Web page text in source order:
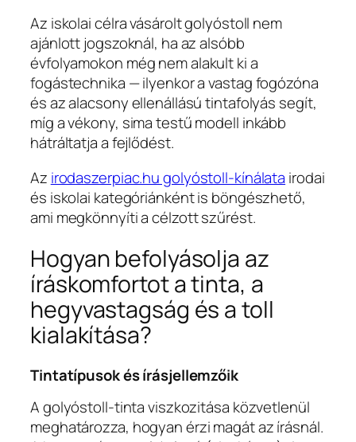
Az iskolai célra vásárolt golyóstoll nem
ajánlott jogszoknál, ha az alsóbb
évfolyamokon még nem alakult ki a
fogástechnika — ilyenkor a vastag fogózóna
és az alacsony ellenállású tintafolyás segít,
míg a vékony, sima testű modell inkább
hátráltatja a fejlődést.
Az irodaszerpiac.hu golyóstoll-kínálata irodai
és iskolai kategóriánként is böngészhető,
ami megkönnyíti a célzott szűrést.
Hogyan befolyásolja az
íráskomfortot a tinta, a
hegyvastagság és a toll
kialakítása?
Tintatípusok és írásjellemzőik
A golyóstoll-tinta viszkozitása közvetlenül
meghatározza, hogyan érzi magát az írásnál.